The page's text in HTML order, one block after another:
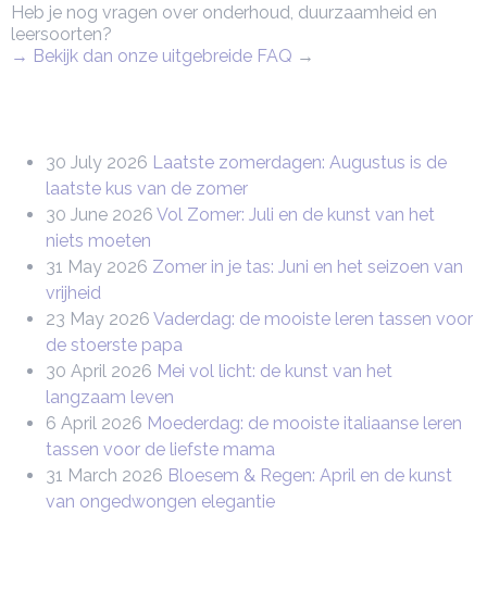
Heb je nog vragen over onderhoud, duurzaamheid en
leersoorten?
→ Bekijk dan onze uitgebreide FAQ →
30 July 2026 Laatste zomerdagen: Augustus is de
laatste kus van de zomer
30 June 2026 Vol Zomer: Juli en de kunst van het
niets moeten
31 May 2026 Zomer in je tas: Juni en het seizoen van
vrijheid
23 May 2026 Vaderdag: de mooiste leren tassen voor
de stoerste papa
30 April 2026 Mei vol licht: de kunst van het
langzaam leven
6 April 2026 Moederdag: de mooiste italiaanse leren
tassen voor de liefste mama
31 March 2026 Bloesem & Regen: April en de kunst
van ongedwongen elegantie